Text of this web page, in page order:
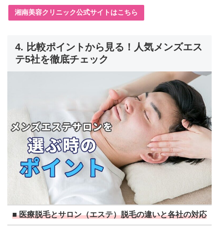
湘南美容クリニック公式サイトはこちら
4. 比較ポイントから見る！人気メンズエス
テ5社を徹底チェック
■ 医療脱毛とサロン（エステ）脱毛の違いと各社の対応